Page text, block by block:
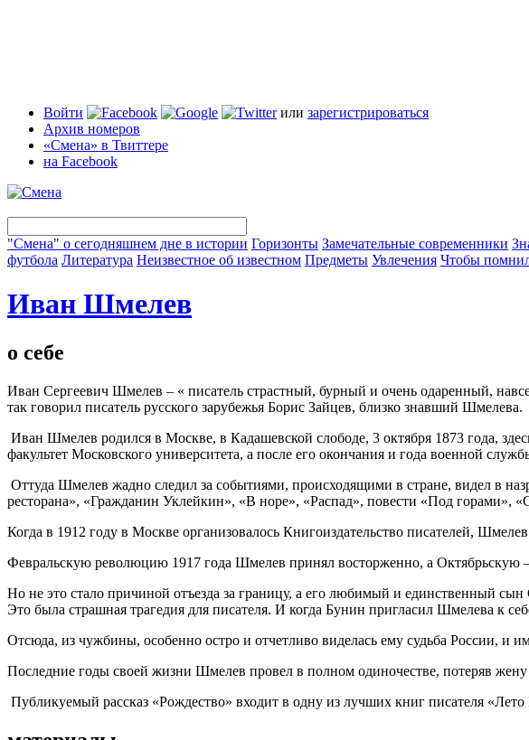
Войти или зарегистрироваться
Архив номеров
«Смена» в Твиттере
на Facebook
"Смена" о сегодняшнем дне в истории Горизонты Замечательные современники
футбола Литература Неизвестное об известном Предметы Увлечения Чтобы
Иван Шмелев
о себе
Иван Сергеевич Шмелев – « писатель страстный, бурный и очень одаренный,
так говорил писатель русского зарубежья Борис Зайцев, близко знавший Шмелева.
Иван Шмелев родился в Москве, в Кадашевской слободе, 3 октября 1873 года,
факультет Московского университета, а после его окончания и года военной
Оттуда Шмелев жадно следил за событиями, происходящими в стране, видел в
ресторана», «Гражданин Уклейкин», «В норе», «Распад», повести «Под горами»,
Когда в 1912 году в Москве организовалось Книгоиздательство писателей,
Февральскую революцию 1917 года Шмелев принял восторженно, а Октябрьскую
Но не это стало причиной отъезда за границу, а его любимый и единственный
Это была страшная трагедия для писателя. И когда Бунин пригласил Шмелева к
Отсюда, из чужбины, особенно остро и отчетливо виделась ему судьба России, и
Последние годы своей жизни Шмелев провел в полном одиночестве, потеряв
Публикуемый рассказ «Рождество» входит в одну из лучших книг писателя